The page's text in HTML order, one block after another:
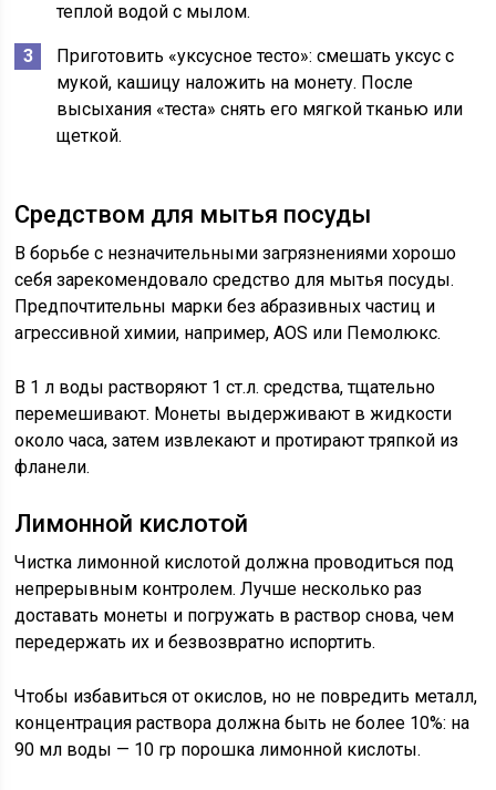
теплой водой с мылом.
Приготовить «уксусное тесто»: смешать уксус с
мукой, кашицу наложить на монету. После
высыхания «теста» снять его мягкой тканью или
щеткой.
Средством для мытья посуды
В борьбе с незначительными загрязнениями хорошо
себя зарекомендовало средство для мытья посуды.
Предпочтительны марки без абразивных частиц и
агрессивной химии, например, AOS или Пемолюкс.
В 1 л воды растворяют 1 ст.л. средства, тщательно
перемешивают. Монеты выдерживают в жидкости
около часа, затем извлекают и протирают тряпкой из
фланели.
Лимонной кислотой
Чистка лимонной кислотой должна проводиться под
непрерывным контролем. Лучше несколько раз
доставать монеты и погружать в раствор снова, чем
передержать их и безвозвратно испортить.
Чтобы избавиться от окислов, но не повредить металл,
концентрация раствора должна быть не более 10%: на
90 мл воды — 10 гр порошка лимонной кислоты.